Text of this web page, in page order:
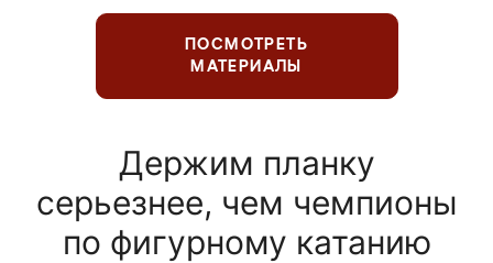
ПОСМОТРЕТЬ
МАТЕРИАЛЫ
Держим планку
серьезнее, чем чемпионы
по фигурному катанию